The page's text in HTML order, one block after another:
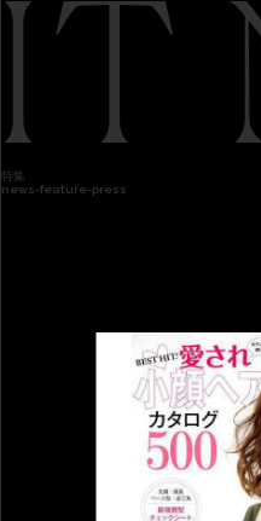
IT
特集
news-feature-press